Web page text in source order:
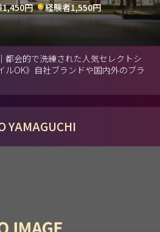
1,450円
経験者1,550円
都会的で洗練された人気セレクトシ
ルOK》自社ブランドや国内外のブラ
YAMAGUCHI